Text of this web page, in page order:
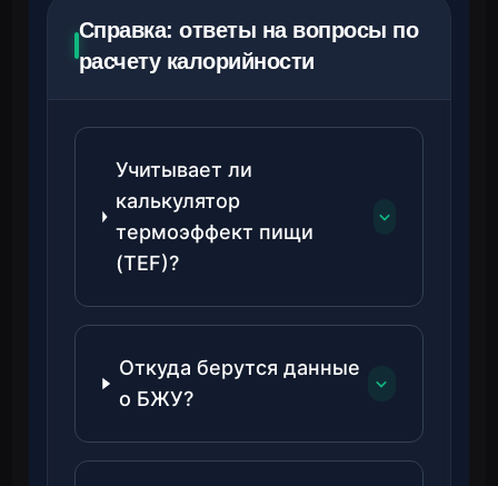
Справка: ответы на вопросы по
расчету калорийности
Учитывает ли
калькулятор
термоэффект пищи
(TEF)?
Откуда берутся данные
о БЖУ?